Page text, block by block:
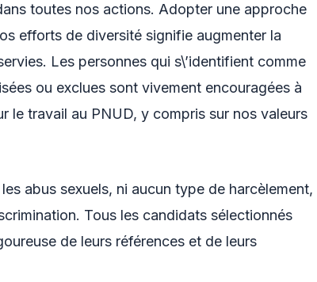
toutes nos actions. Adopter une approche
efforts de diversité signifie augmenter la
Les personnes qui s\’identifient comme
ou exclues sont vivement encouragées à
le travail au PNUD, y compris sur nos valeurs
abus sexuels, ni aucun type de harcèlement,
Tous les candidats sélectionnés
de leurs références et de leurs